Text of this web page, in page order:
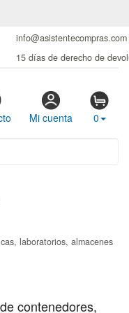
info@asistentecompras.com
15 días de derecho de
Mi cuenta 0
laboratorios, almacenes
contenedores,